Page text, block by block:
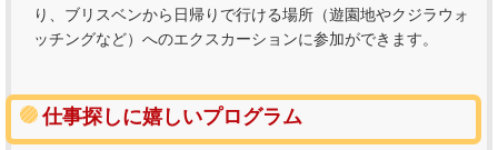
り、ブリスベンから日帰りで行ける場所（遊園地やクジラウォ
ッチングなど）へのエクスカーションに参加ができます。
仕事探しに嬉しいプログラム